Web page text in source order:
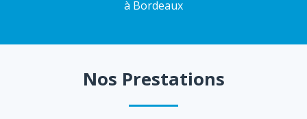
à Bordeaux
Nos Prestations